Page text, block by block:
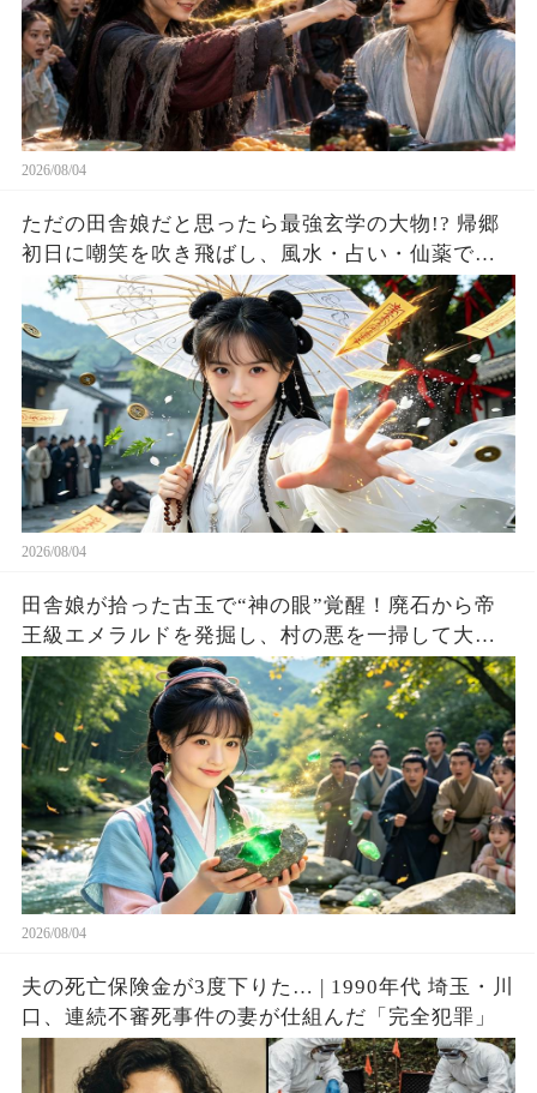
2026/08/04
ただの田舎娘だと思ったら最強玄学の大物!? 帰郷
初日に嘲笑を吹き飛ばし、風水・占い・仙薬で全
員が庇護を求める！
2026/08/04
田舎娘が拾った古玉で“神の眼”覚醒！廃石から帝
王級エメラルドを発掘し、村の悪を一掃して大富
豪へ成り上がる！
2026/08/04
夫の死亡保険金が3度下りた… | 1990年代 埼玉・川
口、連続不審死事件の妻が仕組んだ「完全犯罪」